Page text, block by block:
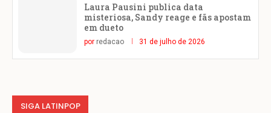
Laura Pausini publica data
misteriosa, Sandy reage e fãs apostam
em dueto
por redacao 31 de julho de 2026
SIGA LATINPOP